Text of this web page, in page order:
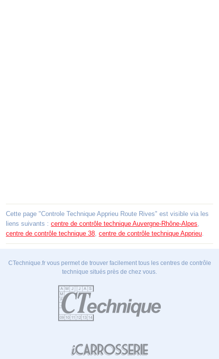
Cette page "Controle Technique Apprieu Route Rives" est visible via les
liens suivants : centre de contrôle technique Auvergne-Rhône-Alpes,
centre de contrôle technique 38, centre de contrôle technique Apprieu.
CTechnique.fr vous permet de trouver facilement tous les centres de contrôle
technique situés près de chez vous.